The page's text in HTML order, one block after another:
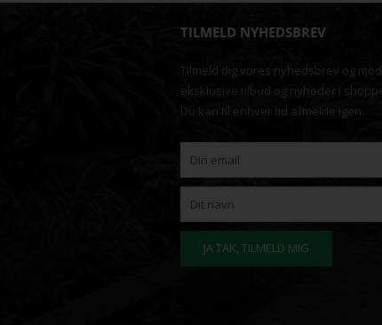
TILMELD NYHEDSBREV
Tilmeld dig vores nyhedsbrev og
eksklusive tilbud og nyheder i
Du kan til enhver tid afmelde igen.